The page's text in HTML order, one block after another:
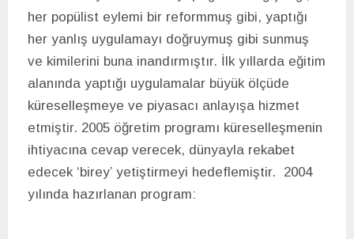
her popülist eylemi bir reformmuş gibi, yaptığı
her yanlış uygulamayı doğruymuş gibi sunmuş
ve kimilerini buna inandırmıştır. İlk yıllarda eğitim
alanında yaptığı uygulamalar büyük ölçüde
küreselleşmeye ve piyasacı anlayışa hizmet
etmiştir. 2005 öğretim programı küreselleşmenin
ihtiyacına cevap verecek, dünyayla rekabet
edecek ‘birey’ yetiştirmeyi hedeflemiştir. 2004
yılında hazırlanan program: